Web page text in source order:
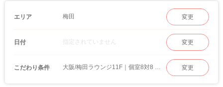
エリア 梅田 変更
日付 指定されていません 変更
こだわり条件 大阪/梅田ラウンジ11F｜個室8対8 婚活パーティー 変更